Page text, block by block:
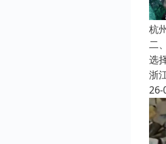
杭
二
选
浙
26-